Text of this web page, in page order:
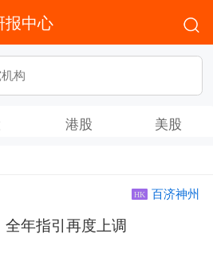
报中心
港股 美股
HK 百济神州
年指引再度上调